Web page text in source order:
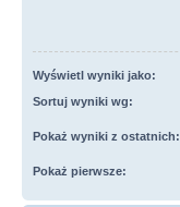
Wyświetl wyniki jako:
Sortuj wyniki wg:
Pokaż wyniki z ostatnich:
Pokaż pierwsze: